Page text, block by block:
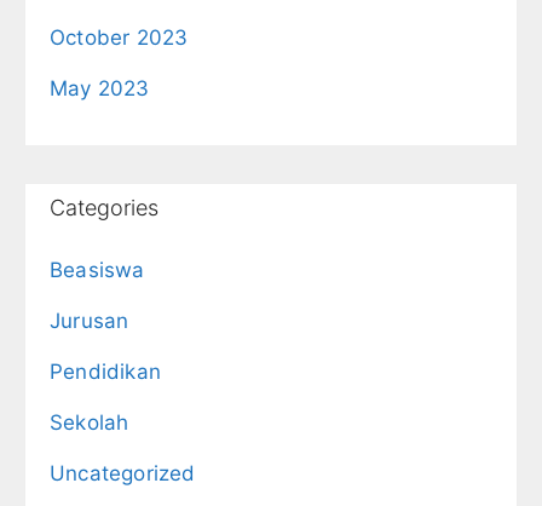
October 2023
May 2023
Categories
Beasiswa
Jurusan
Pendidikan
Sekolah
Uncategorized